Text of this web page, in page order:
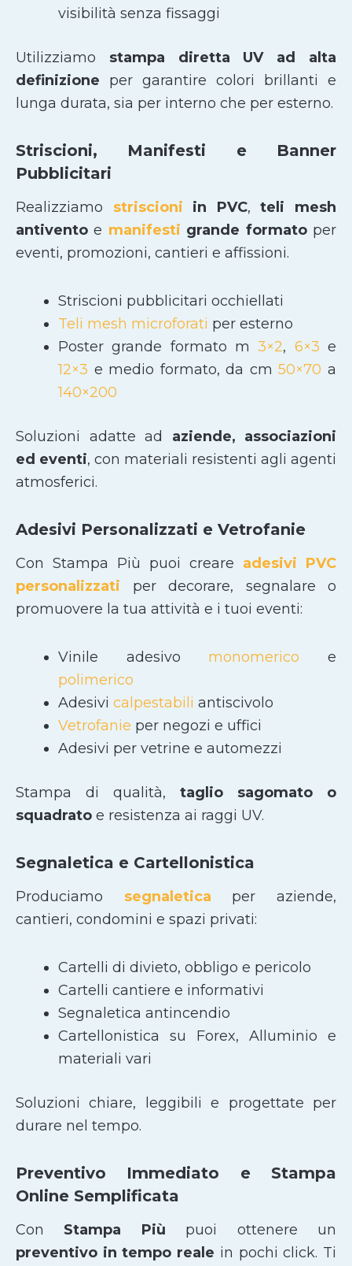
visibilità senza fissaggi
Utilizziamo stampa diretta UV ad alta
definizione per garantire colori brillanti e
lunga durata, sia per interno che per esterno.
Striscioni, Manifesti e Banner
Pubblicitari
Realizziamo striscioni in PVC,teli mesh
antivento e manifesti grande formatoper
eventi, promozioni, cantieri e affissioni.
Striscioni pubblicitari occhiellati
Teli mesh microforati per esterno
Poster grande formato m3×2, 6×3 e
12×3 e medio formato, da cm50×70 a
140×200
Soluzioni adatte ad aziende, associazioni
ed eventi, con materiali resistenti agli agenti
atmosferici.
Adesivi Personalizzati e Vetrofanie
Con Stampa Più puoi creare adesivi PVC
personalizzati per decorare, segnalare o
promuovere la tua attività e i tuoi eventi:
Vinile adesivo monomerico e
polimerico
Adesivi calpestabili antiscivolo
Vetrofanie per negozi e uffici
Adesivi per vetrine e automezzi
Stampa di qualità, taglio sagomato
o
squadrato e resistenza ai raggi UV.
Segnaletica e Cartellonistica
Produciamo segnaletica per aziende,
cantieri, condomini e spazi privati:
Cartelli di divieto, obbligo e pericolo
Cartelli cantiere e informativi
Segnaletica antincendio
Cartellonistica su Forex, Alluminio e
materiali vari
Soluzioni chiare, leggibili e progettate per
durare nel tempo.
Preventivo Immediato e Stampa
Online Semplificata
Con Stampa Più puoi ottenere un
preventivo in tempo reale in pochi click. Ti